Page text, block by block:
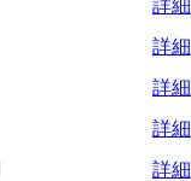
詳細
詳細
詳細
詳細
詳細